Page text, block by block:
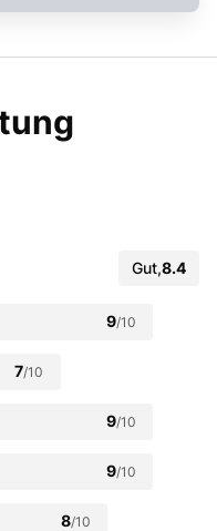
Gut,8.4
9/10
7/10
9/10
9/10
8/10